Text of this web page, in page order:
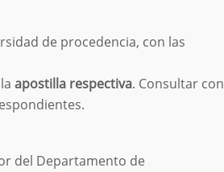
de procedencia, con las
apostilla respectiva. Consultar con
del Departamento de